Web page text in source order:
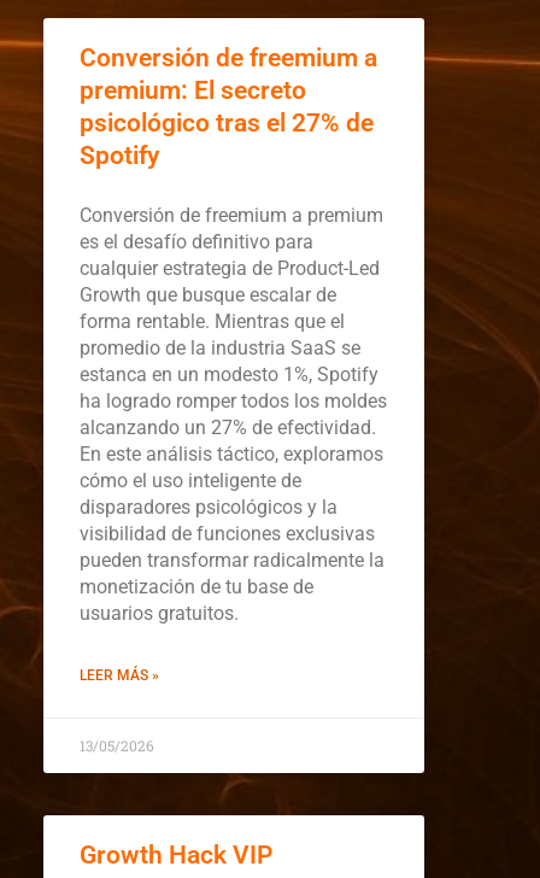
Conversión de freemium a
premium: El secreto
psicológico tras el 27% de
Spotify
Conversión de freemium a premium
es el desafío definitivo para
cualquier estrategia de Product-Led
Growth que busque escalar de
forma rentable. Mientras que el
promedio de la industria SaaS se
estanca en un modesto 1%, Spotify
ha logrado romper todos los moldes
alcanzando un 27% de efectividad.
En este análisis táctico, exploramos
cómo el uso inteligente de
disparadores psicológicos y la
visibilidad de funciones exclusivas
pueden transformar radicalmente la
monetización de tu base de
usuarios gratuitos.
LEER MÁS »
13/05/2026
Growth Hack VIP